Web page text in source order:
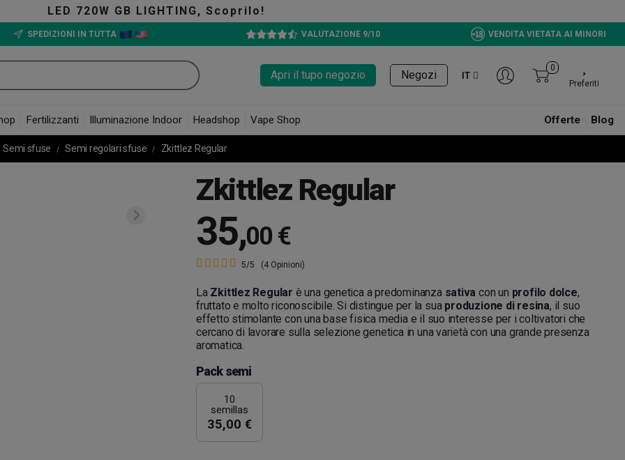
LIGHTING, Scoprilo!
SPEDIZIONI IN TUTTA VALUTAZIONE 9/10 VENDITA VIETATA AI MINORI
Apri il tupo negozio Negozi IT
0
Preferiti
Fertilizzanti Illuminazione Indoor Headshop Vape Shop Offerte Blog
Semi sfuse Semi regolari sfuse Zkittlez Regular
Zkittlez Regular
35,00 €
5/5 (4 Opinioni)
La Zkittlez Regular è una genetica a predominanza sativa con un profilo dolce,
fruttato e molto riconoscibile. Si distingue per la sua produzione di resina, il suo
effetto stimolante con una base fisica media e il suo interesse per i coltivatori che
cercano di lavorare sulla selezione genetica in una varietà con una grande presenza
aromatica.
Pack semi
10
semillas
35,00 €